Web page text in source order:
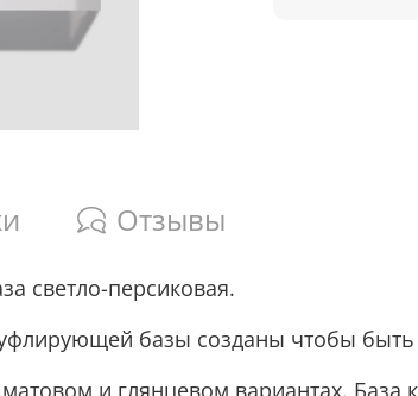
Отзывы
светло-персиковая.
базы созданы чтобы быть
и глянцевом вариантах. База